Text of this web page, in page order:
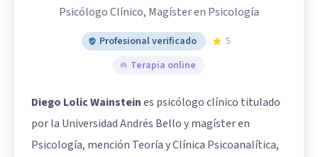
Psicólogo Clínico, Magíster en Psicología
Profesional verificado
5
Terapia online
Diego Lolic Wainsteines psicólogo clínico titulado
por la Universidad Andrés Bello y magíster en
Psicología, mención Teoría y Clínica Psicoanalítica,